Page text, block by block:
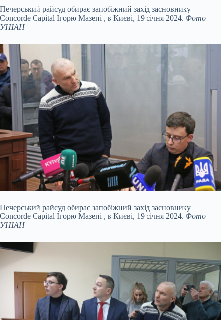
Печерський райсуд обирає запобіжний захід засновнику
Concorde Capital Ігорю Мазепі , в Києві, 19 січня 2024. Фото
УНІАН
Печерський райсуд обирає запобіжний захід засновнику
Concorde Capital Ігорю Мазепі , в Києві, 19 січня 2024. Фото
УНІАН